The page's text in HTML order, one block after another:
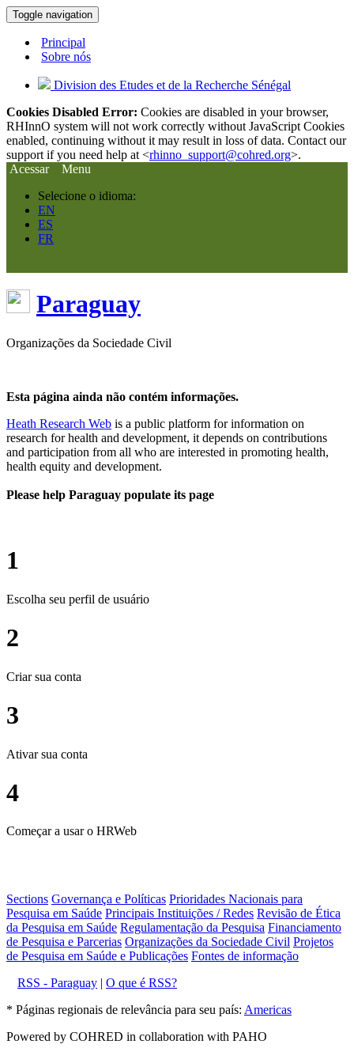
Toggle navigation
Principal
Sobre nós
Division des Etudes et de la Recherche Sénégal
Cookies Disabled Error: Cookies are disabled in your browser,
RHInnO system will not work correctly without JavaScript Cookies
enabled, continuing without it may result in loss of data. Contact our
support if you need help at <rhinno_support@cohred.org>.
Acessar
Menu
Selecione o idioma:
EN
ES
FR
Paraguay
Organizações da Sociedade Civil
Esta página ainda não contém informações.
Heath Research Web is a public platform for information on
research for health and development, it depends on contributions
and participation from all who are interested in promoting health,
health equity and development.
Please help Paraguay populate its page
1
Escolha seu perfil de usuário
2
Criar sua conta
3
Ativar sua conta
4
Começar a usar o HRWeb
Sections Governança e Políticas Prioridades Nacionais para
Pesquisa em Saúde Principais Instituições / Redes Revisão de Ética
da Pesquisa em Saúde Regulamentação da Pesquisa Financiamento
de Pesquisa e Parcerias Organizações da Sociedade Civil Projetos
de Pesquisa em Saúde e Publicações Fontes de informação
RSS - Paraguay | O que é RSS?
* Páginas regionais de relevância para seu país: Americas
Powered by COHRED in collaboration with PAHO